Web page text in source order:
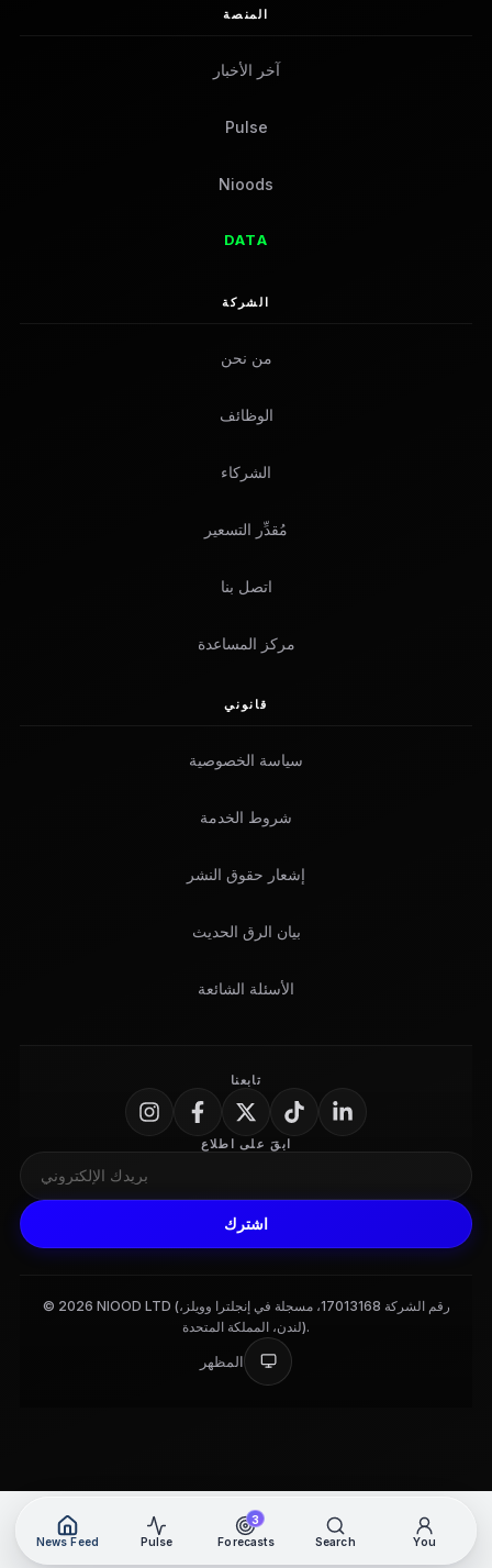
المنصة
آخر الأخبار
Pulse
Nioods
DATA
الشركة
من نحن
الوظائف
الشركاء
مُقدِّر التسعير
اتصل بنا
مركز المساعدة
قانوني
سياسة الخصوصية
شروط الخدمة
إشعار حقوق النشر
بيان الرق الحديث
الأسئلة الشائعة
تابعنا
ابقَ على اطلاع
اشترك
© 2026 NIOOD LTD (رقم الشركة 17013168، مسجلة في إنجلترا وويلز،
لندن، المملكة المتحدة).
المظهر
News Feed Pulse
3
Forecasts
Search You